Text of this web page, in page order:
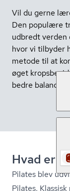
Vil du gerne
Den populære
udbredt verden
hvor vi tilbyder
metode til at
øget
bedre balance
Hvad er
Pilates blev
Pilates.